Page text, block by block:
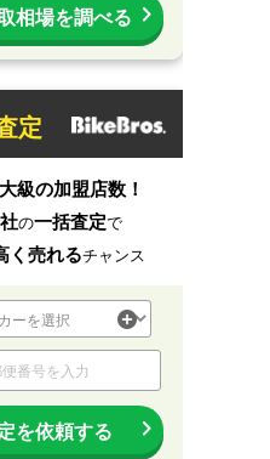
相場を調べる
定
級の加盟店数！
の一括査定で
く売れるチャンス
を依頼する